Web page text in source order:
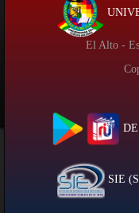
El Alto -
SIE